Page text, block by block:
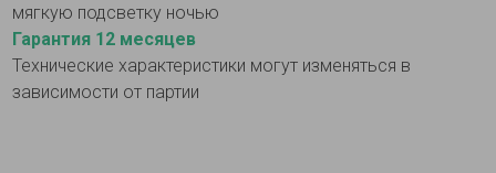
мягкую подсветку ночью
Гарантия 12 месяцев
Технические характеристики могут изменяться в
зависимости от партии